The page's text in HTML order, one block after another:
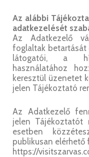
Az alábbi
adatkezelését
Az Adatkezelő
foglaltak betartását
látogatói, a
használatához
keresztül üzenetet
jelen Tájékoztató
Az Adatkezelő
jelen Tájékoztatót
esetben
publikusan elérhető
https://